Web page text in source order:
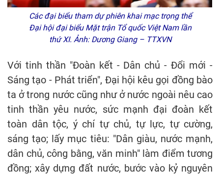
Các đại biểu tham dự phiên khai mạc trọng thể
Đại hội đại biểu Mặt trận Tổ quốc Việt Nam lần
thứ XI. Ảnh: Dương Giang – TTXVN
Với tinh thần "Đoàn kết - Dân chủ - Đổi mới -
Sáng tạo - Phát triển", Đại hội kêu gọi đồng bào
ta ở trong nước cũng như ở nước ngoài nêu cao
tinh thần yêu nước, sức mạnh đại đoàn kết
toàn dân tộc, ý chí tự chủ, tự lực, tự cường,
sáng tạo; lấy mục tiêu: "Dân giàu, nước mạnh,
dân chủ, công bằng, văn minh" làm điểm tương
đồng; xây dựng đất nước, bước vào kỷ nguyên